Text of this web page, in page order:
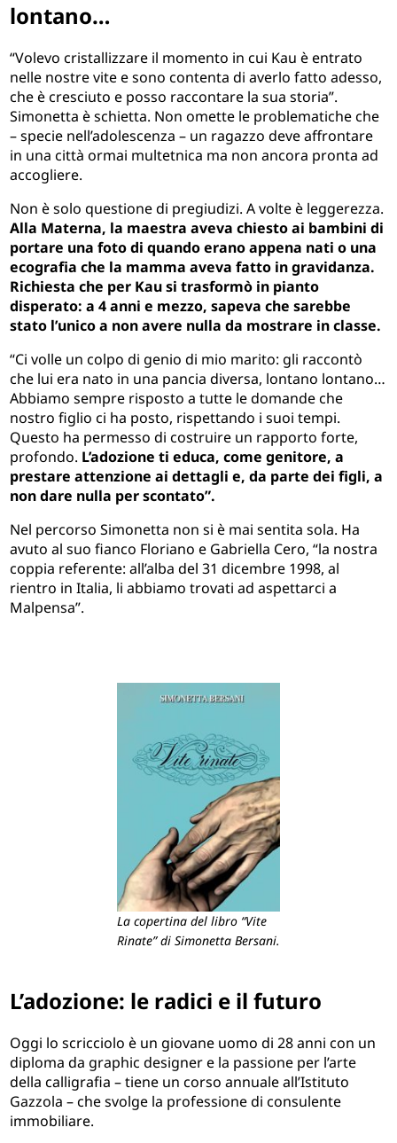
lontano…
“Volevo cristallizzare il momento in cui Kau è entrato
nelle nostre vite e sono contenta di averlo fatto adesso,
che è cresciuto e posso raccontare la sua storia”.
Simonetta è schietta. Non omette le problematiche che
– specie nell’adolescenza – un ragazzo deve affrontare
in una città ormai multetnica ma non ancora pronta ad
accogliere.
Non è solo questione di pregiudizi. A volte è leggerezza.
Alla Materna, la maestra aveva chiesto ai bambini di
portare una foto di quando erano appena nati o una
ecografia che la mamma aveva fatto in gravidanza.
Richiesta che per Kau si trasformò in pianto
disperato: a 4 anni e mezzo, sapeva che sarebbe
stato l’unico a non avere nulla da mostrare in classe.
“Ci volle un colpo di genio di mio marito: gli raccontò
che lui era nato in una pancia diversa, lontano lontano…
Abbiamo sempre risposto a tutte le domande che
nostro figlio ci ha posto, rispettando i suoi tempi.
Questo ha permesso di costruire un rapporto forte,
profondo. L’adozione ti educa, come genitore, a
prestare attenzione ai dettagli e, da parte dei figli, a
non dare nulla per scontato”.
Nel percorso Simonetta non si è mai sentita sola. Ha
avuto al suo fianco Floriano e Gabriella Cero, “la nostra
coppia referente: all’alba del 31 dicembre 1998, al
rientro in Italia, li abbiamo trovati ad aspettarci a
Malpensa”.
La copertina del libro “Vite
Rinate” di Simonetta Bersani.
L’adozione: le radici e il futuro
Oggi lo scricciolo è un giovane uomo di 28 anni con un
diploma da graphic designer e la passione per l’arte
della calligrafia – tiene un corso annuale all’Istituto
Gazzola – che svolge la professione di consulente
immobiliare.